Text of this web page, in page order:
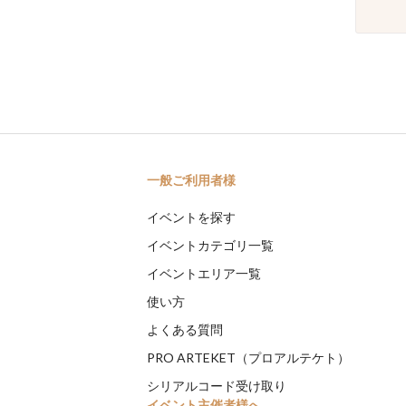
一般ご利用者様
イベントを探す
イベントカテゴリ一覧
イベントエリア一覧
使い方
よくある質問
PRO ARTEKET（プロアルテケト）
シリアルコード受け取り